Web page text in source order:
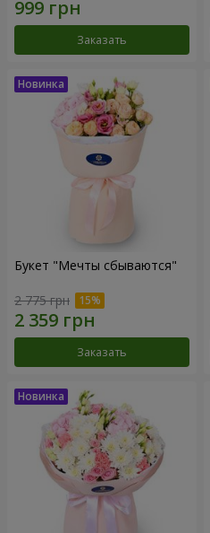
Заказать
Букет "Мечты сбываются"
2 775 грн
Заказать